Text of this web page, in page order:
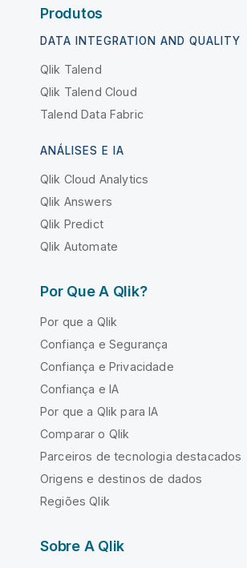
Produtos
DATA INTEGRATION AND QUALITY
Qlik Talend
Qlik Talend Cloud
Talend Data Fabric
ANÁLISES E IA
Qlik Cloud Analytics
Qlik Answers
Qlik Predict
Qlik Automate
Por Que A Qlik?
Por que a Qlik
Confiança e Segurança
Confiança e Privacidade
Confiança e IA
Por que a Qlik para IA
Comparar o Qlik
Parceiros de tecnologia destacados
Origens e destinos de dados
Regiões Qlik
Sobre A Qlik